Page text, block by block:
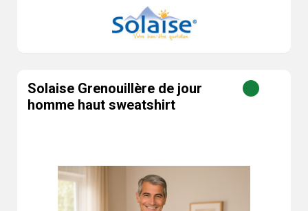
Solaise Grenouillère de jour
homme haut sweatshirt